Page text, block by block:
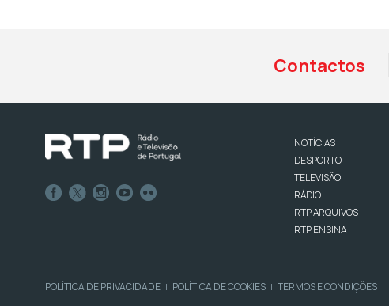
Contactos
NOTÍCIAS
DESPORTO
TELEVISÃO
RÁDIO
RTP ARQUIVOS
RTP ENSINA
POLÍTICA DE PRIVACIDADE | POLÍTICA DE COOKIES | TERMOS E CONDIÇÕES |